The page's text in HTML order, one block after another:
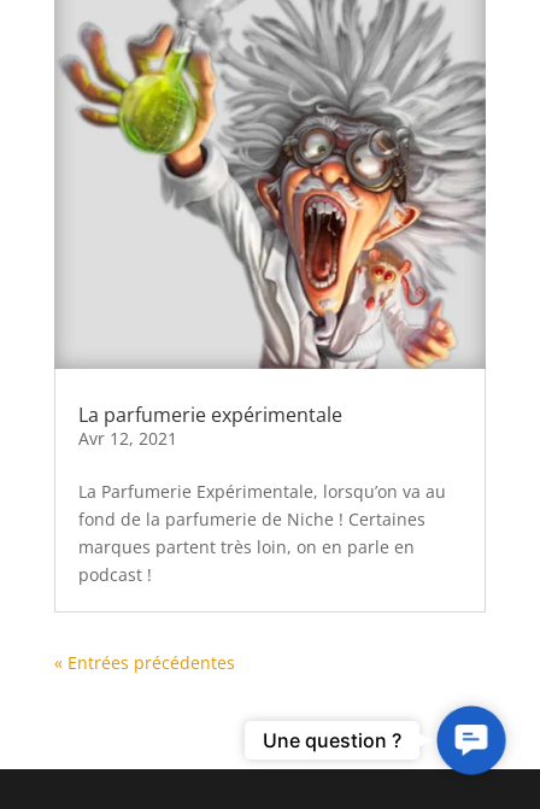
La parfumerie expérimentale
Avr 12, 2021
La Parfumerie Expérimentale, lorsqu’on va au
fond de la parfumerie de Niche ! Certaines
marques partent très loin, on en parle en
podcast !
« Entrées précédentes
Contact
Us
Une question ?